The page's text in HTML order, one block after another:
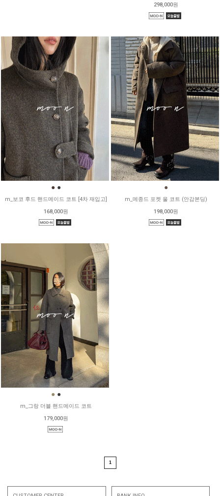
298,000원
● ●
m_보코 후드 핸드메이드 코트 [4차 재입고]
168,000원
●
m_메종드 포켓 울 코트 (안감본딩)
198,000원
● ●
m_그랑 더블 핸드메이드 코트
179,000원
1